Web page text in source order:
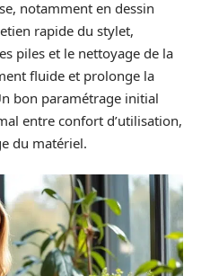
notamment en dessin
rapide du stylet,
piles et le nettoyage de la
fluide et prolonge la
bon paramétrage initial
entre confort d’utilisation,
du matériel.